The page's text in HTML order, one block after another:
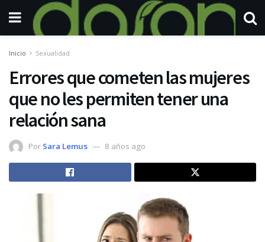
Inicio Sexualidad
Errores que cometen las mujeres
que no les permiten tener una
relación sana
Por Sara Lemus 8 años ago